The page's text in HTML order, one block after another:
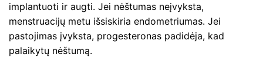
implantuoti ir augti. Jei nėštumas neįvyksta,
menstruacijų metu išsiskiria endometriumas. Jei
pastojimas įvyksta, progesteronas padidėja, kad
palaikytų nėštumą.